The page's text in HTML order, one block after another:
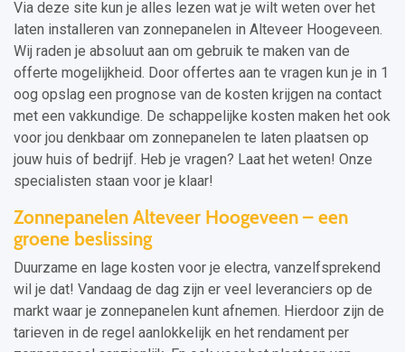
Via deze site kun je alles lezen wat je wilt weten over het
laten installeren van zonnepanelen in Alteveer Hoogeveen.
Wij raden je absoluut aan om gebruik te maken van de
offerte mogelijkheid. Door offertes aan te vragen kun je in 1
oog opslag een prognose van de kosten krijgen na contact
met een vakkundige. De schappelijke kosten maken het ook
voor jou denkbaar om zonnepanelen te laten plaatsen op
jouw huis of bedrijf. Heb je vragen? Laat het weten! Onze
specialisten staan voor je klaar!
Zonnepanelen Alteveer Hoogeveen – een
groene beslissing
Duurzame en lage kosten voor je electra, vanzelfsprekend
wil je dat! Vandaag de dag zijn er veel leveranciers op de
markt waar je zonnepanelen kunt afnemen. Hierdoor zijn de
tarieven in de regel aanlokkelijk en het rendament per